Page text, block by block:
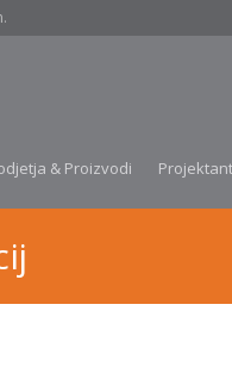
& Proizvodi